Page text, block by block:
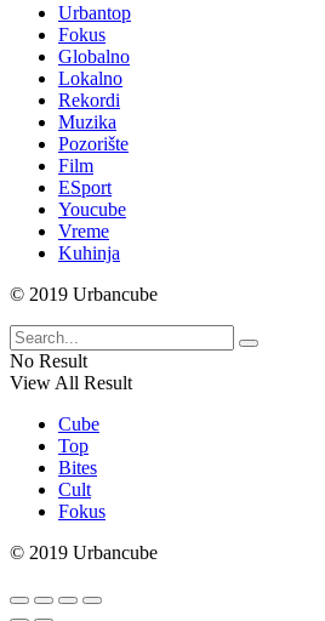
Urbantop
Fokus
Globalno
Lokalno
Rekordi
Muzika
Pozorište
Film
ESport
Youcube
Vreme
Kuhinja
© 2019 Urbancube
No Result
View All Result
Cube
Top
Bites
Cult
Fokus
© 2019 Urbancube